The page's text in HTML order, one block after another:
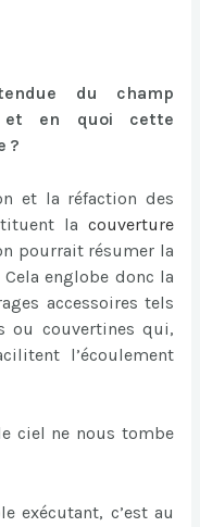
du champ
et en quoi cette
?
et la réfaction des
lacouverture
pourrait résumer la
englobe donc la
accessoires tels
ou couvertines qui,
l’écoulement
ciel ne nous tombe
exécutant, c’est au